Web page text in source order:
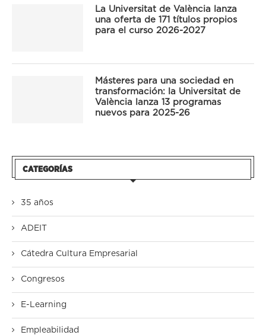
La Universitat de València lanza
una oferta de 171 títulos propios
para el curso 2026-2027
Másteres para una sociedad en
transformación: la Universitat de
València lanza 13 programas
nuevos para 2025-26
CATEGORÍAS
35 años
ADEIT
Cátedra Cultura Empresarial
Congresos
E-Learning
Empleabilidad